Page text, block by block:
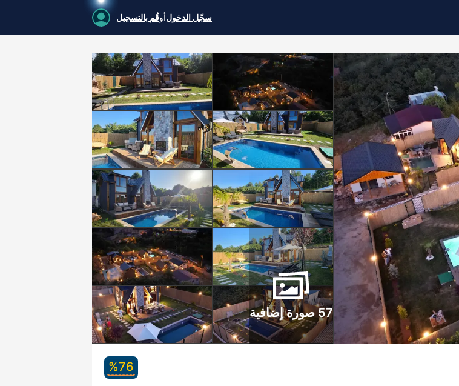
سجّل الدخولأوقُم بالتسجيل
57 صورة إضافية
76‏%